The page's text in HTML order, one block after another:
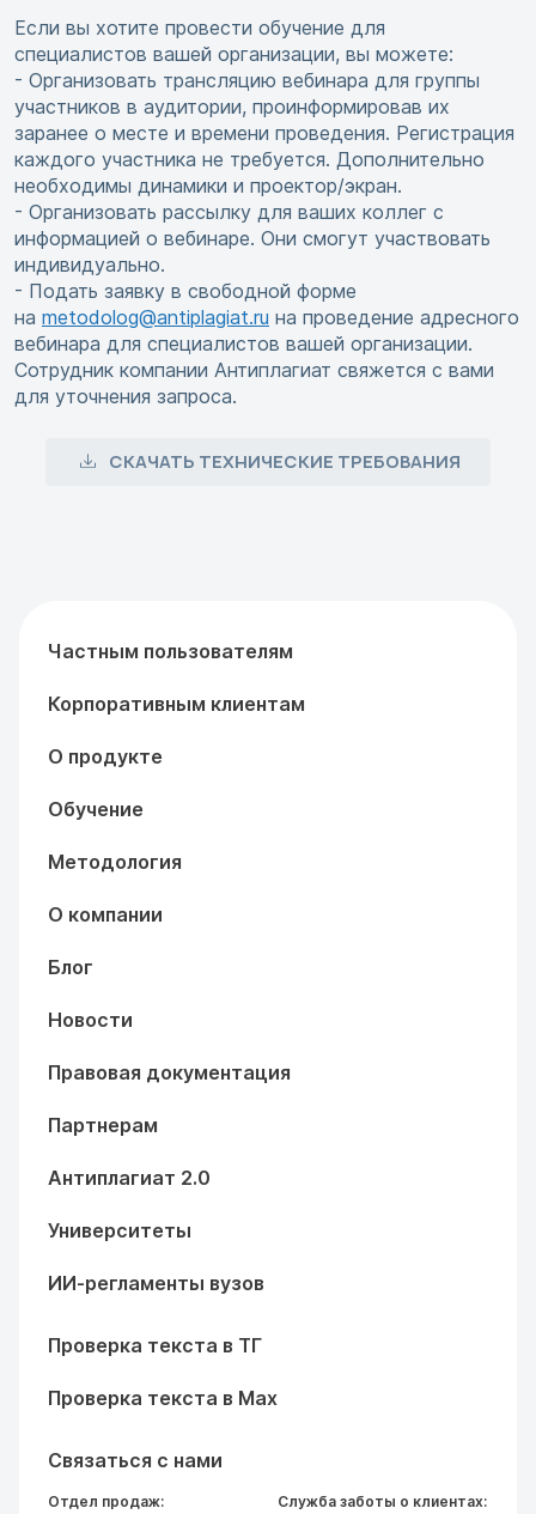
Если вы хотите провести обучение для
специалистов вашей организации, вы можете:
- Организовать трансляцию вебинара для группы
участников в аудитории, проинформировав их
заранее о месте и времени проведения. Регистрация
каждого участника не требуется. Дополнительно
необходимы динамики и проектор/экран.
- Организовать рассылку для ваших коллег с
информацией о вебинаре. Они смогут участвовать
индивидуально.
- Подать заявку в свободной форме
на metodolog@antiplagiat.ru на проведение адресного
вебинара для специалистов вашей организации.
Сотрудник компании Антиплагиат свяжется с вами
для уточнения запроса.
СКАЧАТЬ ТЕХНИЧЕСКИЕ ТРЕБОВАНИЯ
Частным пользователям
Корпоративным клиентам
О продукте
Обучение
Методология
О компании
Блог
Новости
Правовая документация
Партнерам
Антиплагиат 2.0
Университеты
ИИ-регламенты вузов
Проверка текста в ТГ
Проверка текста в Max
Связаться с нами
Отдел продаж: Служба заботы о клиентах: